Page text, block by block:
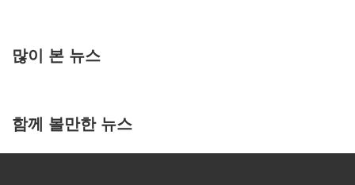
많이 본 뉴스
함께 볼만한 뉴스